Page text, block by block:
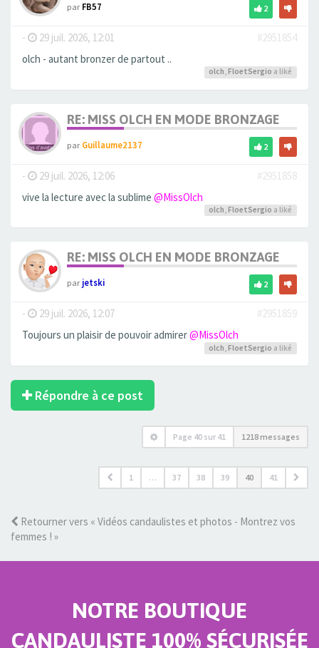
parFB57 2
- 29 juil. 2026, 12:01
#2951854
olch - autant bronzer de partout ..
olch, FloetSergio a liké
RE: MISS OLCH EN MODE BRONZAGE
parGuillaume2137 2
- 29 juil. 2026, 12:06
#2951858
vive la lecture avec la sublime @MissOlch
olch, FloetSergio a liké
RE: MISS OLCH EN MODE BRONZAGE
parjetski 2
- 29 juil. 2026, 12:07
#2951859
Toujours un plaisir de pouvoir admirer@MissOlch
olch FloetSergio a liké
Répondre à ce post
Page 40 sur 41 1218 messages
1 … 37 38 39 40 41
Retourner vers « Vidéos candaulistes et photos - Montrez vos
femmes ! »
NOTRE BOUTIQUE
CANDAULISTE 100% SÉCURISÉE